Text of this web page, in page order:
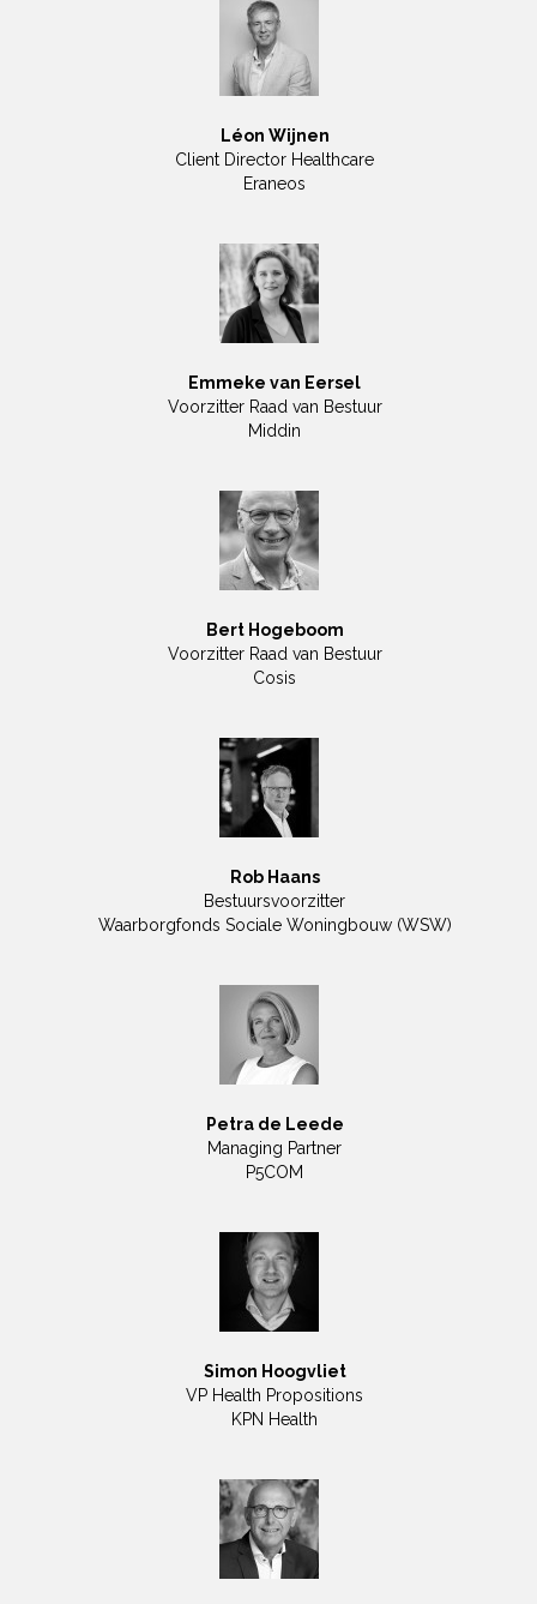
Léon Wijnen
Client Director Healthcare
Eraneos
Emmeke van Eersel
Voorzitter Raad van Bestuur
Middin
Bert Hogeboom
Voorzitter Raad van Bestuur
Cosis
Rob Haans
Bestuursvoorzitter
Waarborgfonds Sociale Woningbouw (WSW)
Petra de Leede
Managing Partner
P5COM
Simon Hoogvliet
VP Health Propositions
KPN Health